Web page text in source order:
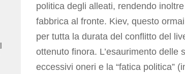
politica degli alleati, rendendo
fabbrica al fronte. Kiev, questo
per tutta la durata del conflitto del
ottenuto finora. L’esaurimento delle
eccessivi oneri e la “fatica politica”